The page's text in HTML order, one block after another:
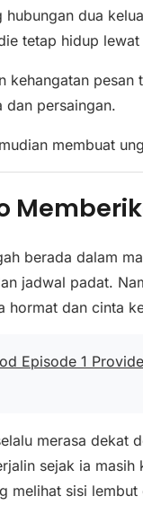
dua
tetap hidup
kehangatan
dan persaingan.
membuat
berada dalam
jadwal padat.
hormat dan cinta
Episode 1
merasa dekat
sejak ia
melihat sisi